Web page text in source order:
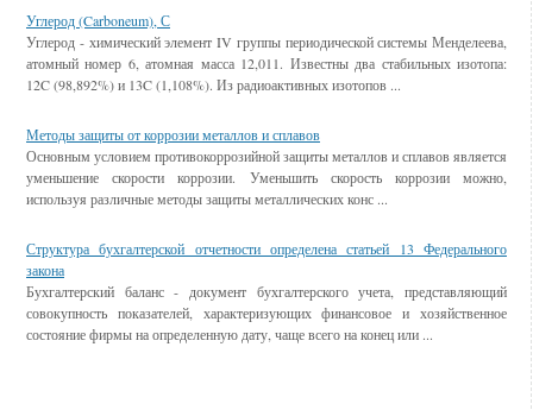
Углерод (Carboneum), С
Углерод - химический элемент IV группы периодической системы Менделеева,
атомный номер 6, атомная масса 12,011. Известны два стабильных изотопа:
12C (98,892%) и 13C (1,108%). Из радиоактивных изотопов ...
Методы защиты от коррозии металлов и сплавов
Основным условием противокоррозийной защиты металлов и сплавов является
уменьшение скорости коррозии. Уменьшить скорость коррозии можно,
используя различные методы защиты металлических конс ...
Структура бухгалтерской отчетности определена статьей 13 Федерального
закона
Бухгалтерский баланс - документ бухгалтерского учета, представляющий
совокупность показателей, характеризующих финансовое и хозяйственное
состояние фирмы на определенную дату, чаще всего на конец или ...